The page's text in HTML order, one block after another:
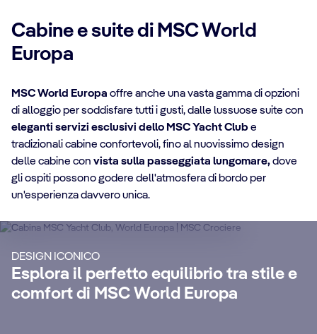
Cabine e suite di MSC World
Europa
MSC World Europa offre anche una vasta gamma di opzioni
di alloggio per soddisfare tutti i gusti, dalle lussuose suite con
eleganti servizi esclusivi dello MSC Yacht Club e
tradizionali cabine confortevoli, fino al nuovissimo design
delle cabine con vista sulla passeggiata lungomare,dove
gli ospiti possono godere dell'atmosfera di bordo per
un'esperienza davvero unica.
DESIGN ICONICO
Esplora il perfetto equilibrio tra stile e
comfort di MSC World Europa
MSC Yacht Club
Suite
Goditi una crociera di lusso
extra premium, pacchetti Internet e un
sacco di altri vantaggi.